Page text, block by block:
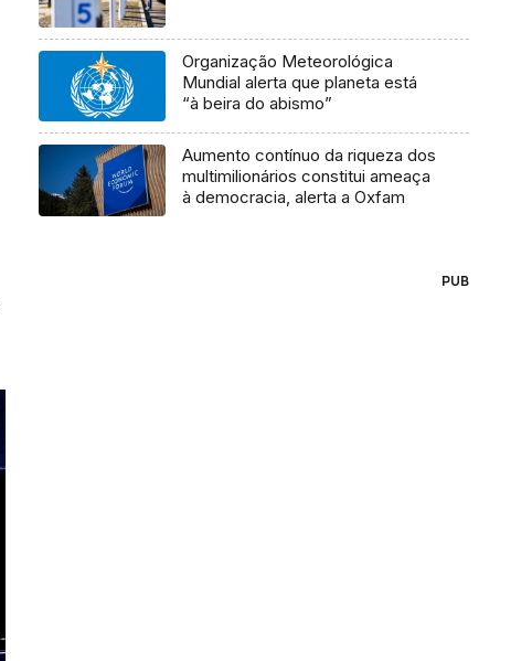
Organização Meteorológica
Mundial alerta que planeta está
“à beira do abismo”
Aumento contínuo da riqueza dos
multimilionários constitui ameaça
à democracia, alerta a Oxfam
PUB